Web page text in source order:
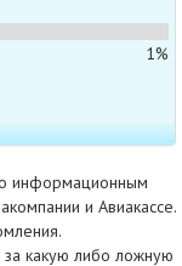
1%
информационным
и Авиакассе.
за какую либо ложную